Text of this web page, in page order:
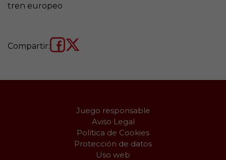
tren europeo
Compartir:
Juego responsable
Aviso Legal
Política de Cookies
Protección de datos
Uso web